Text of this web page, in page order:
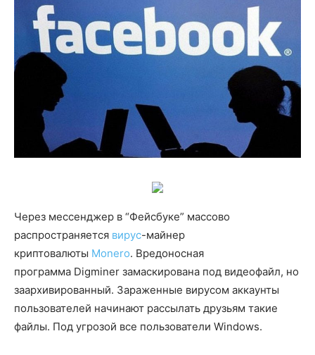
Через мессенджер в “Фейсбуке” массово
распространяется вирус-майнер
криптовалюты Monero. Вредоносная
программа Digminer замаскирована под видеофайл, но
заархивированный. Зараженные вирусом аккаунты
пользователей начинают рассылать друзьям такие
файлы. Под угрозой все пользователи Windows.